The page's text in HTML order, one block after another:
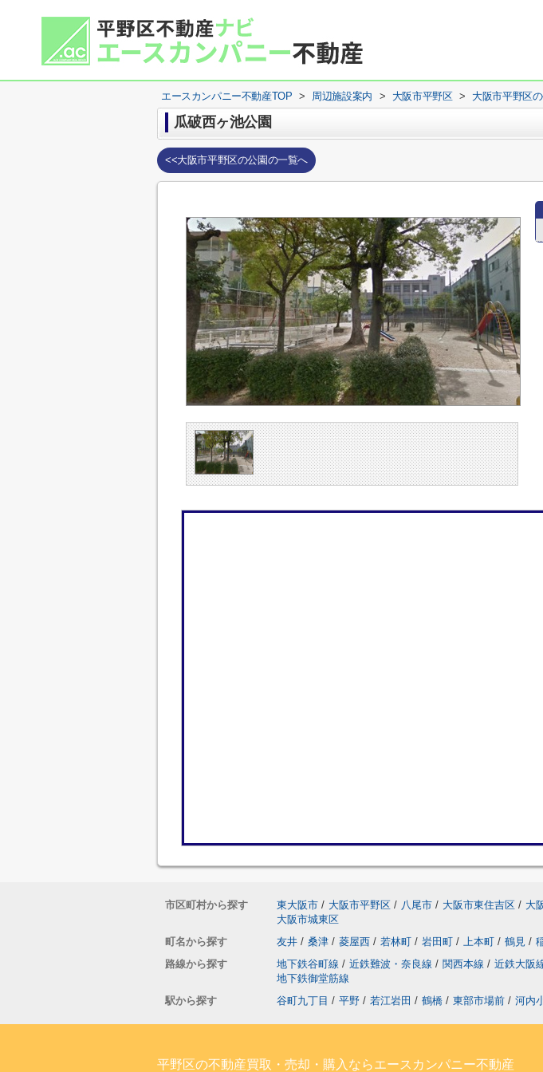
エースカンパニー不動産TOP > 周辺施設案内 > 大阪市平野区 > 大阪市平野区
瓜破西ヶ池公園
<<大阪市平野区の公園の一覧へ
市区町村から探す 東大阪市 / 大阪市平野区 / 八尾市 / 大阪市東住吉区 / 大
大阪市城東区
町名から探す
友井 / 桑津 / 菱屋西 / 若林町 / 岩田町 / 上本町 / 鶴見 /
路線から探す
地下鉄谷町線 / 近鉄難波・奈良線 / 関西本線 / 近鉄大阪
地下鉄御堂筋線
駅から探す
谷町九丁目 / 平野 / 若江岩田 / 鶴橋 / 東部市場前 / 河内
平野区の不動産買取・売却・購入ならエースカンパニー不動産